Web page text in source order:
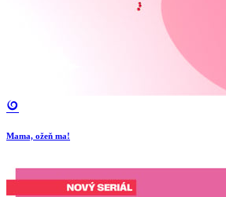
Mama, ožeň ma!